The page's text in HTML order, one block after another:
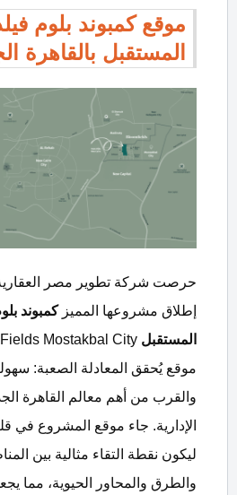
موقع كمبوند بلوم
المستقبل بالقاهرة
حرصت شركة تطوير مصر
إطلاق مشروعها المميزكمبوند
المستقبل
موقع يُحقق المعادلة الصعبة:
والقرب من أهم معالم القاهرة
الإدارية. جاء موقع المشروع في
ليكون نقطة التقاء مثالية بين
والطرق والمحاور الحيوية، مما